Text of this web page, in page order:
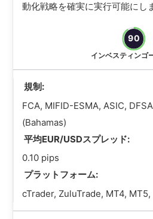
動化戦略を確実に実行可能にし
90
インベスティンゴ
規制:
FCA, MIFID-ESMA, ASIC,
(Bahamas)
平均EUR/USDスプレッド:
0.10 pips
プラットフォーム:
cTrader, ZuluTrade, MT4,